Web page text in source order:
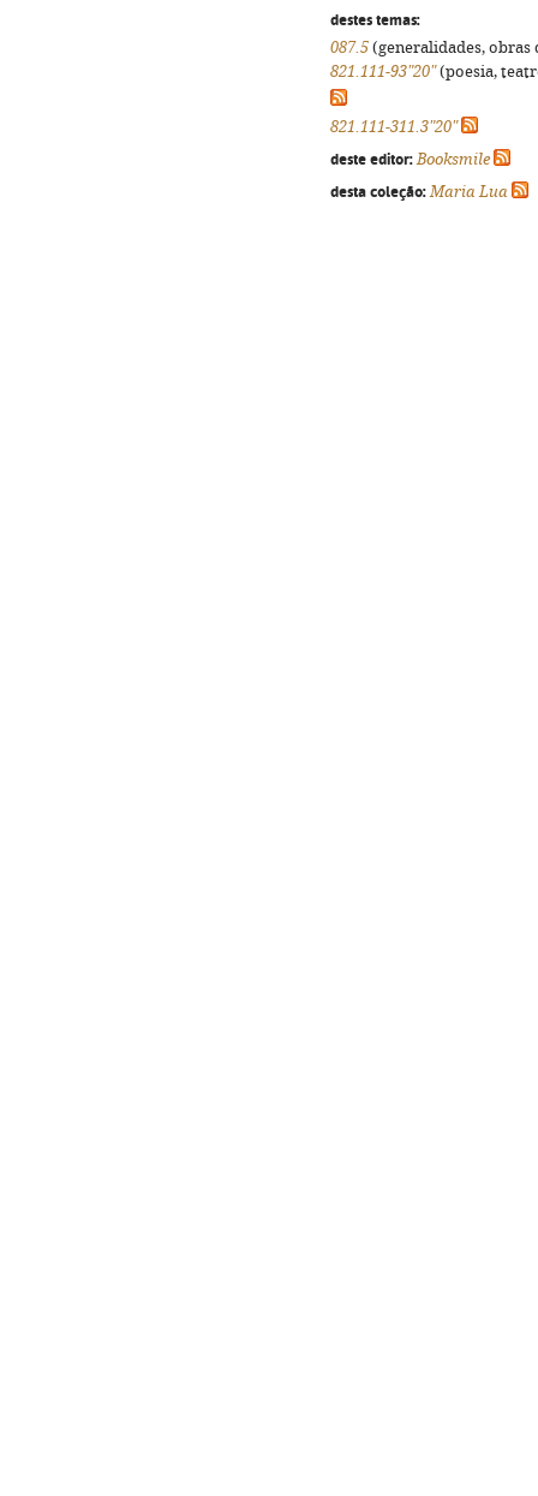
destes temas:
087.5 (generalidades,
821.111-93"20"(poesia,
821.111-311.3"20"
deste editor: Booksmile
desta coleção: Maria Lua